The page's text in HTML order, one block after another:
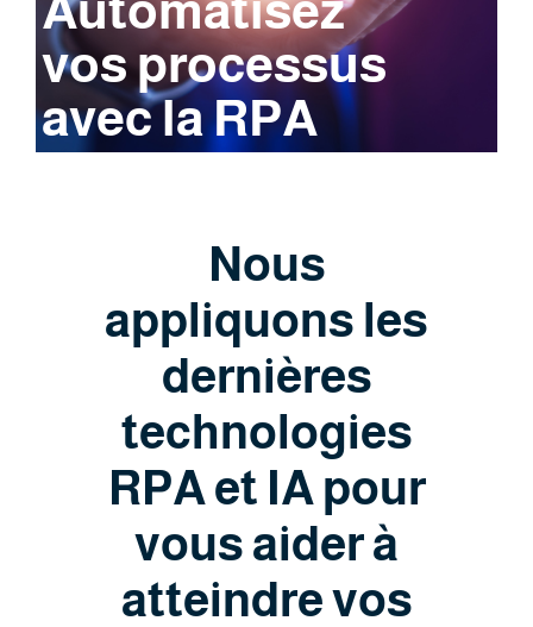
vos processus
avec la RPA
Nous
appliquons les
dernières
technologies
RPA et IA pour
vous aider à
atteindre vos